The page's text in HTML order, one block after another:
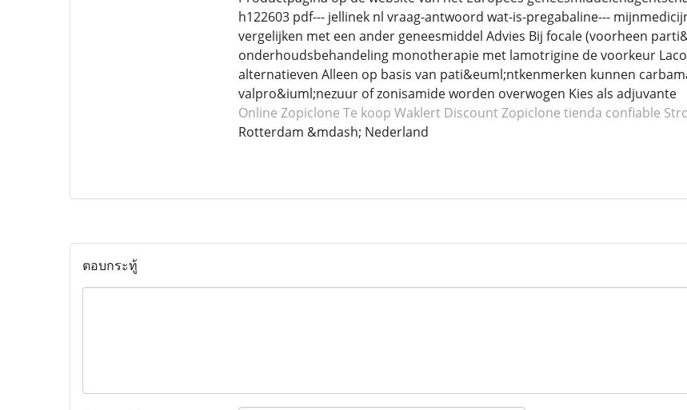
h122603 pdf--- jellinek nl vraag-antwoord wat-is-pregabaline---
vergelijken met een ander geneesmiddel Advies Bij focale (voorheen
onderhoudsbehandeling monotherapie met lamotrigine de voorkeur
alternatieven Alleen op basis van pati&euml;ntkenmerken kunnen
valpro&iuml;nezuur of zonisamide worden overwogen Kies als adjuvante
Online Zopiclone Te koop Waklert Discount Zopiclone tienda confiable
Rotterdam &mdash; Nederland
ตอบกระทู้